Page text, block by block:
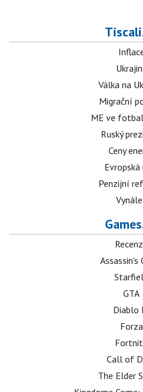
Válka na
Migrační
ME ve
Ruský
Ceny
Evropská
Penzijní
Assassin's
GTA
Diablo
Forza
Call of
The Elder